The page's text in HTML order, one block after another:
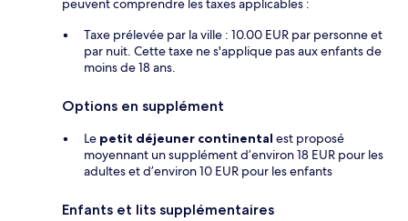
peuvent comprendre les taxes applicables :
Taxe prélevée par la ville : 10.00 EUR par personne et
par nuit. Cette taxe ne s'applique pas aux enfants de
moins de 18 ans.
Options en supplément
Le petit déjeuner continental est proposé
moyennant un supplément d’environ 18 EUR pour les
adultes et d’environ 10 EUR pour les enfants
Enfants et lits supplémentaires